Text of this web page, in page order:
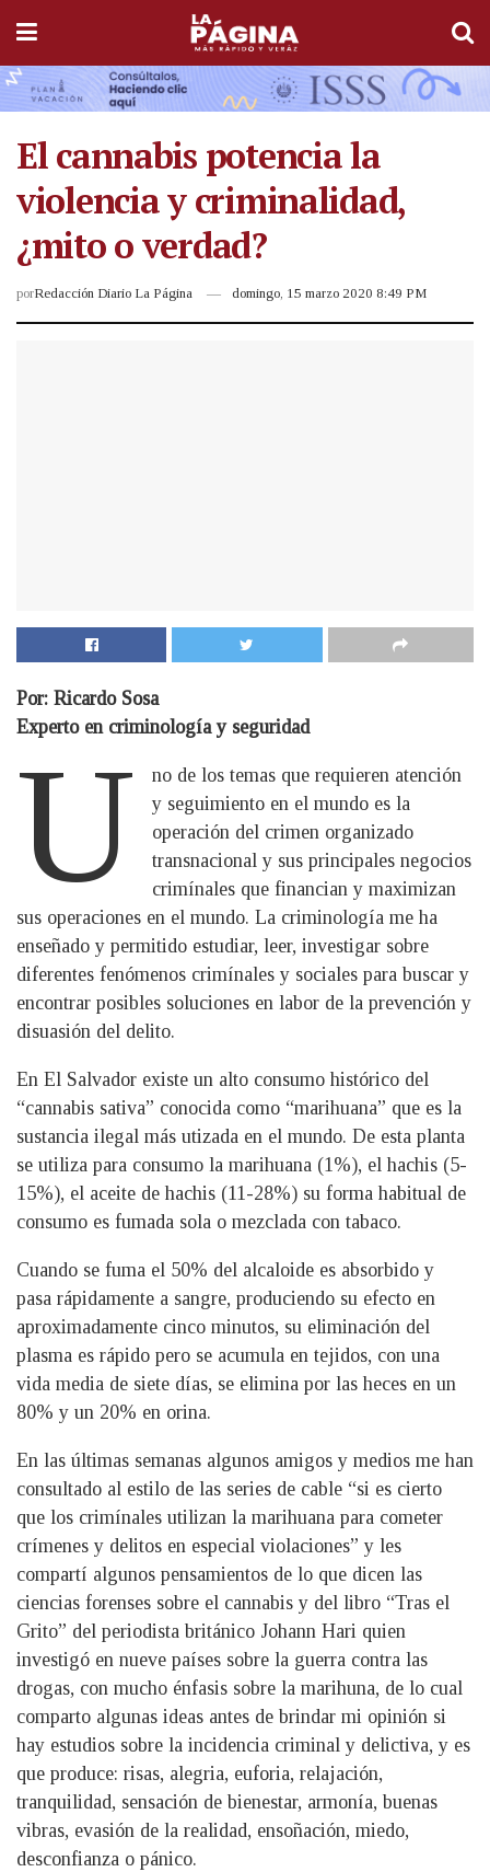
El cannabis potencia la
violencia y criminalidad,
¿mito o verdad?
porRedacción Diario La Página domingo, 15 marzo 2020 8:49 PM
Por: Ricardo Sosa
Experto en criminología y seguridad
U
no de los temas que requieren atención
y seguimiento en el mundo es la
operación del crimen organizado
transnacional y sus principales negocios
crimínales que financian y maximizan
sus operaciones en el mundo. La criminología me ha
enseñado y permitido estudiar, leer, investigar sobre
diferentes fenómenos crimínales y sociales para buscar y
encontrar posibles soluciones en labor de la prevención y
disuasión del delito.
En El Salvador existe un alto consumo histórico del
“cannabis sativa” conocida como “marihuana” que es la
sustancia ilegal más utizada en el mundo. De esta planta
se utiliza para consumo la marihuana (1%), el hachis (5-
15%), el aceite de hachis (11-28%) su forma habitual de
consumo es fumada sola o mezclada con tabaco.
Cuando se fuma el 50% del alcaloide es absorbido y
pasa rápidamente a sangre, produciendo su efecto en
aproximadamente cinco minutos, su eliminación del
plasma es rápido pero se acumula en tejidos, con una
vida media de siete días, se elimina por las heces en un
80% y un 20% en orina.
En las últimas semanas algunos amigos y medios me han
consultado al estilo de las series de cable “si es cierto
que los crimínales utilizan la marihuana para cometer
crímenes y delitos en especial violaciones” y les
compartí algunos pensamientos de lo que dicen las
ciencias forenses sobre el cannabis y del libro “Tras el
Grito” del periodista británico Johann Hari quien
investigó en nueve países sobre la guerra contra las
drogas, con mucho énfasis sobre la marihuna, de lo cual
comparto algunas ideas antes de brindar mi opinión si
hay estudios sobre la incidencia criminal y delictiva, y es
que produce: risas, alegria, euforia, relajación,
tranquilidad, sensación de bienestar, armonía, buenas
vibras, evasión de la realidad, ensoñación, miedo,
desconfianza o pánico.